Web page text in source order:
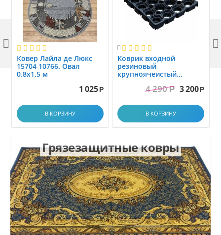
Ковер Лайла де Люкс
15704 10766. Овал
0.8x1.5 м
1 025 Р
В КОРЗИНУ

Коврик вxодной
резиновый
крупноячеистый
1.0x1.5 м4 290 Р 3 200 Р
В КОРЗИНУ
 
Грязезащитные ковры